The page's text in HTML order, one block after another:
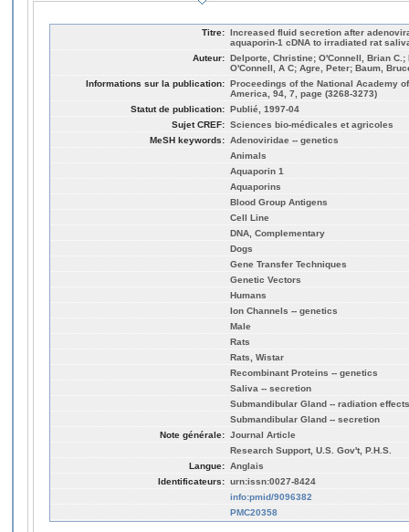
Titre: Increased fluid secretion after
aquaporin-1 cDNA to irradiated rat
Auteur: Delporte, Christine; O'Connell, Brian C.;
O'Connell, A C; Agre, Peter; Baum,
Informations sur la publication: Proceedings of the National Academy
America, 94, 7, page (3268-3273)
Statut de publication: Publié, 1997-04
Sujet CREF: Sciences bio-médicales et agricoles
MeSH keywords: Adenoviridae -- genetics
Animals
Aquaporin 1
Aquaporins
Blood Group Antigens
Cell Line
DNA, Complementary
Dogs
Gene Transfer Techniques
Genetic Vectors
Humans
Ion Channels -- genetics
Male
Rats
Rats, Wistar
Recombinant Proteins -- genetics
Saliva -- secretion
Submandibular Gland -- radiation effects
Submandibular Gland -- secretion
Note générale: Journal Article
Research Support, U.S. Gov't, P.H.S.
Langue: Anglais
Identificateurs: urn:issn:0027-8424
info:pmid/9096382
PMC20358